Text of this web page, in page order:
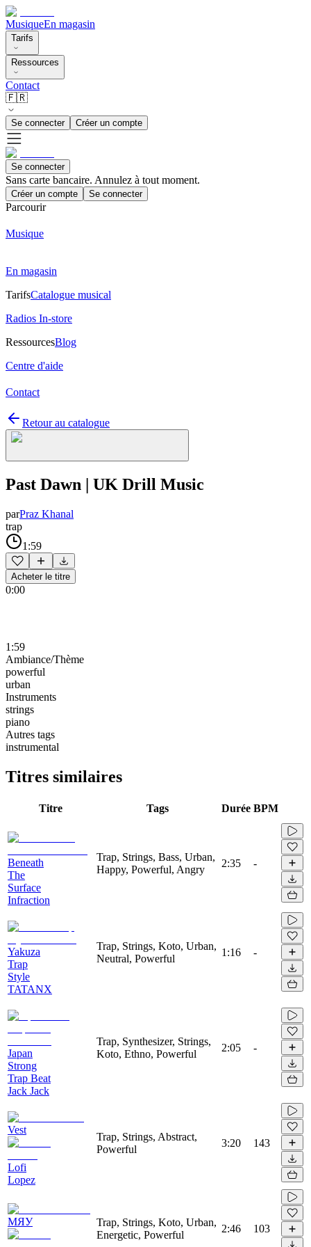
MusiqueEn magasin
Tarifs
Ressources
Contact
🇫🇷
Se connecter Créer un compte
Se connecter
Sans carte bancaire. Annulez à tout moment.
Créer un compte Se connecter
Parcourir
Musique
En magasin
TarifsCatalogue musical
Radios In-store
RessourcesBlog
Centre d'aide
Contact
Retour au catalogue
Past Dawn | UK Drill Music
parPraz Khanal
trap
1:59
Acheter le titre
0:00
1:59
Ambiance/Thème
powerful
urban
Instruments
strings
piano
Autres tags
instrumental
Titres similaires
Titre Tags Durée BPM
Beneath
The
Surface
Infraction
Trap, Strings, Bass, Urban,
Happy, Powerful, Angry
2:35 -
Yakuza
Trap
Style
TATANX
Trap, Strings, Koto, Urban,
Neutral, Powerful
1:16 -
Japan
Strong
Trap Beat
Jack Jack
Trap, Synthesizer, Strings,
Koto, Ethno, Powerful
2:05 -
Vest
Lofi
Lopez
Trap, Strings, Abstract,
Powerful
3:20 143
МЯУ
Trap, Strings, Koto, Urban,
Energetic, Powerful
2:46 103